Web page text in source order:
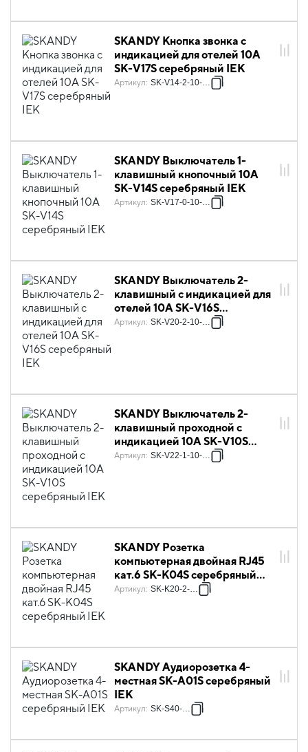
SKANDY Кнопка звонка с
индикацией для отелей 10А
SK-V17S серебряный IEK
Артикул: SK-V14-2-10-K23
SKANDY Выключатель 1-
клавишный кнопочный 10А
SK-V14S серебряный IEK
Артикул: SK-V17-0-10-K23
SKANDY Выключатель 2-
клавишный с индикацией для
отелей 10А SK-V16S
серебряный IEK
Артикул: SK-V20-2-10-K23
SKANDY Выключатель 2-
клавишный проходной с
индикацией 10А SK-V10S
серебряный IEK
Артикул: SK-V22-1-10-K23
SKANDY Розетка
компьютерная двойная RJ45
кат.6 SK-K04S серебряный
IEK
Артикул: SK-K20-2-K23
SKANDY Аудиорозетка 4-
местная SK-A01S серебряный
IEK
Артикул: SK-S40-K23